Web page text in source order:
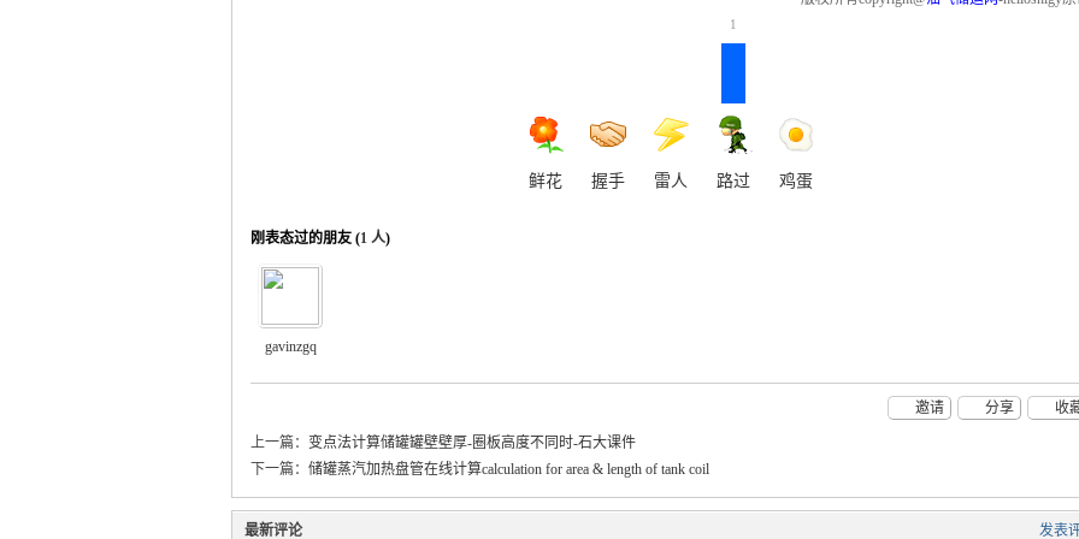
鲜花 握手 雷人
1
路过 鸡蛋
刚表态过的朋友 (1 人)
gavinzgq
收
分享
邀请
上一篇： 变点法计算储罐罐壁壁厚-圈板高度不同时-石大课件
下一篇： 储罐蒸汽加热盘管在线计算calculation for area & length of tank coil
发表
最新评论